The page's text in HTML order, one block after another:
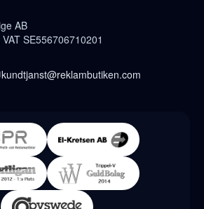
AB
SE556706710201
kundtjanst@reklambutiken.com